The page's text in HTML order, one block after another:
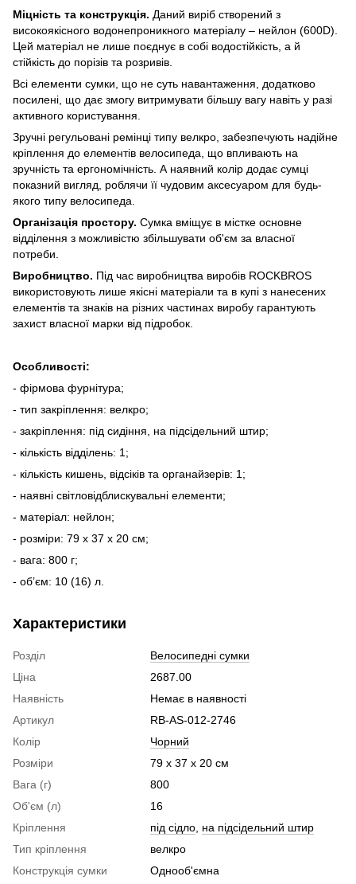
Міцність та конструкція. Даний виріб створений з
високоякісного водонепроникного матеріалу – нейлон (600D).
Цей матеріал не лише поєднує в собі водостійкість, а й
стійкість до порізів та розривів.
Всі елементи сумки, що не суть навантаження, додатково
посилені, що дає змогу витримувати більшу вагу навіть у разі
активного користування.
Зручні регульовані ремінці типу велкро, забезпечують надійне
кріплення до елементів велосипеда, що впливають на
зручність та ергономічність. А наявний колір додає сумці
показний вигляд, роблячи її чудовим аксесуаром для будь-
якого типу велосипеда.
Організація простору. Сумка вміщує в містке основне
відділення з можливістю збільшувати об'єм за власної
потреби.
Виробництво. Під час виробництва виробів ROCKBROS
використовують лише якісні матеріали та в купі з нанесених
елементів та знаків на різних частинах виробу гарантують
захист власної марки від підробок.
Особливості:
- фірмова фурнітура;
- тип закріплення: велкро;
- закріплення: під сидіння, на підсідельний штир;
- кількість відділень: 1;
- кількість кишень, відсіків та органайзерів: 1;
- наявні світловідблискувальні елементи;
- матеріал: нейлон;
- розміри: 79 x 37 x 20 см;
- вага: 800 г;
- об’єм: 10 (16) л.
Характеристики
Розділ
Велосипедні сумки
Ціна
2687.00
Наявність
Немає в наявності
Артикул
RB-AS-012-2746
Колір
Чорний
Розміри
79 x 37 x 20 см
Вага (г)
800
Об'єм (л)
16
Кріплення
під сідло на підсідельний штир
Тип кріплення
велкро
Конструкція сумки
Однооб'ємна